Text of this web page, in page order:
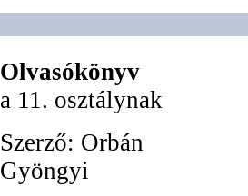
Olvasókönyv
a 11. osztálynak
Szerző: Orbán
Gyöngyi